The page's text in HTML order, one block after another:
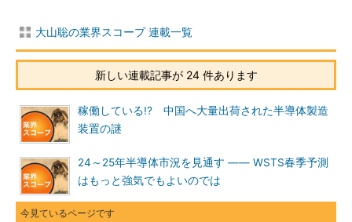
大山聡の業界スコープ 連載一覧
新しい連載記事が 24 件あります
稼働している!? 中国へ大量出荷された半導体製造
装置の謎
24～25年半導体市況を見通す ―― WSTS春季予測
はもっと強気でもよいのでは